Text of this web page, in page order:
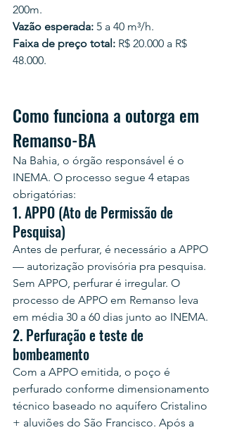
200m.
Vazão esperada: 5 a 40 m³/h.
Faixa de preço total: R$ 20.000 a R$
48.000.
Como funciona a outorga em
Remanso-BA
Na Bahia, o órgão responsável é o
INEMA. O processo segue 4 etapas
obrigatórias:
1. APPO (Ato de Permissão de
Pesquisa)
Antes de perfurar, é necessário a APPO
— autorização provisória pra pesquisa.
Sem APPO, perfurar é irregular. O
processo de APPO em Remanso leva
em média 30 a 60 dias junto ao INEMA.
2. Perfuração e teste de
bombeamento
Com a APPO emitida, o poço é
perfurado conforme dimensionamento
técnico baseado no aquífero Cristalino
+ aluviões do São Francisco. Após a